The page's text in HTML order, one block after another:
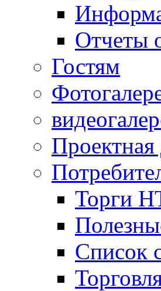
Отчеты
Гостям
Проектная
Торги
Список